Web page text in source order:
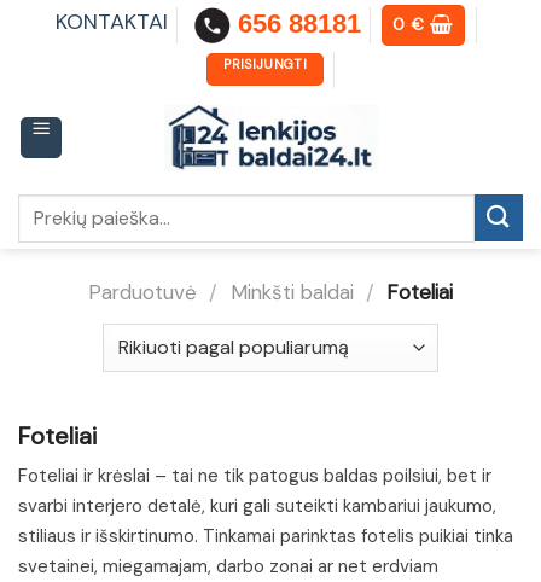
KONTAKTAI 656 88181 0€
PRISIJUNGTI
Parduotuvė / Minkšti baldai / Foteliai
Foteliai
Foteliai ir krėslai – tai ne tik patogus baldas poilsiui, bet ir
svarbi interjero detalė, kuri gali suteikti kambariui jaukumo,
stiliaus ir išskirtinumo. Tinkamai parinktas fotelis puikiai tinka
svetainei, miegamajam, darbo zonai ar net erdviam